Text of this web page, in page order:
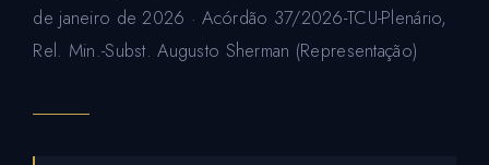
de janeiro de 2026 · Acórdão 37/2026-TCU-Plenário,
Rel. Min.-Subst. Augusto Sherman (Representação)